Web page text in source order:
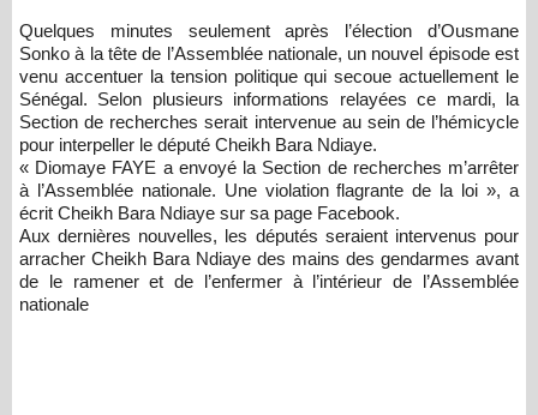
Quelques minutes seulement après l’élection d’Ousmane
Sonko à la tête de l’Assemblée nationale, un nouvel épisode est
venu accentuer la tension politique qui secoue actuellement le
Sénégal. Selon plusieurs informations relayées ce mardi, la
Section de recherches serait intervenue au sein de l’hémicycle
pour interpeller le député Cheikh Bara Ndiaye.
« Diomaye FAYE a envoyé la Section de recherches m’arrêter
à l’Assemblée nationale. Une violation flagrante de la loi », a
écrit Cheikh Bara Ndiaye sur sa page Facebook.
Aux dernières nouvelles, les députés seraient intervenus pour
arracher Cheikh Bara Ndiaye des mains des gendarmes avant
de le ramener et de l’enfermer à l’intérieur de l’Assemblée
nationale